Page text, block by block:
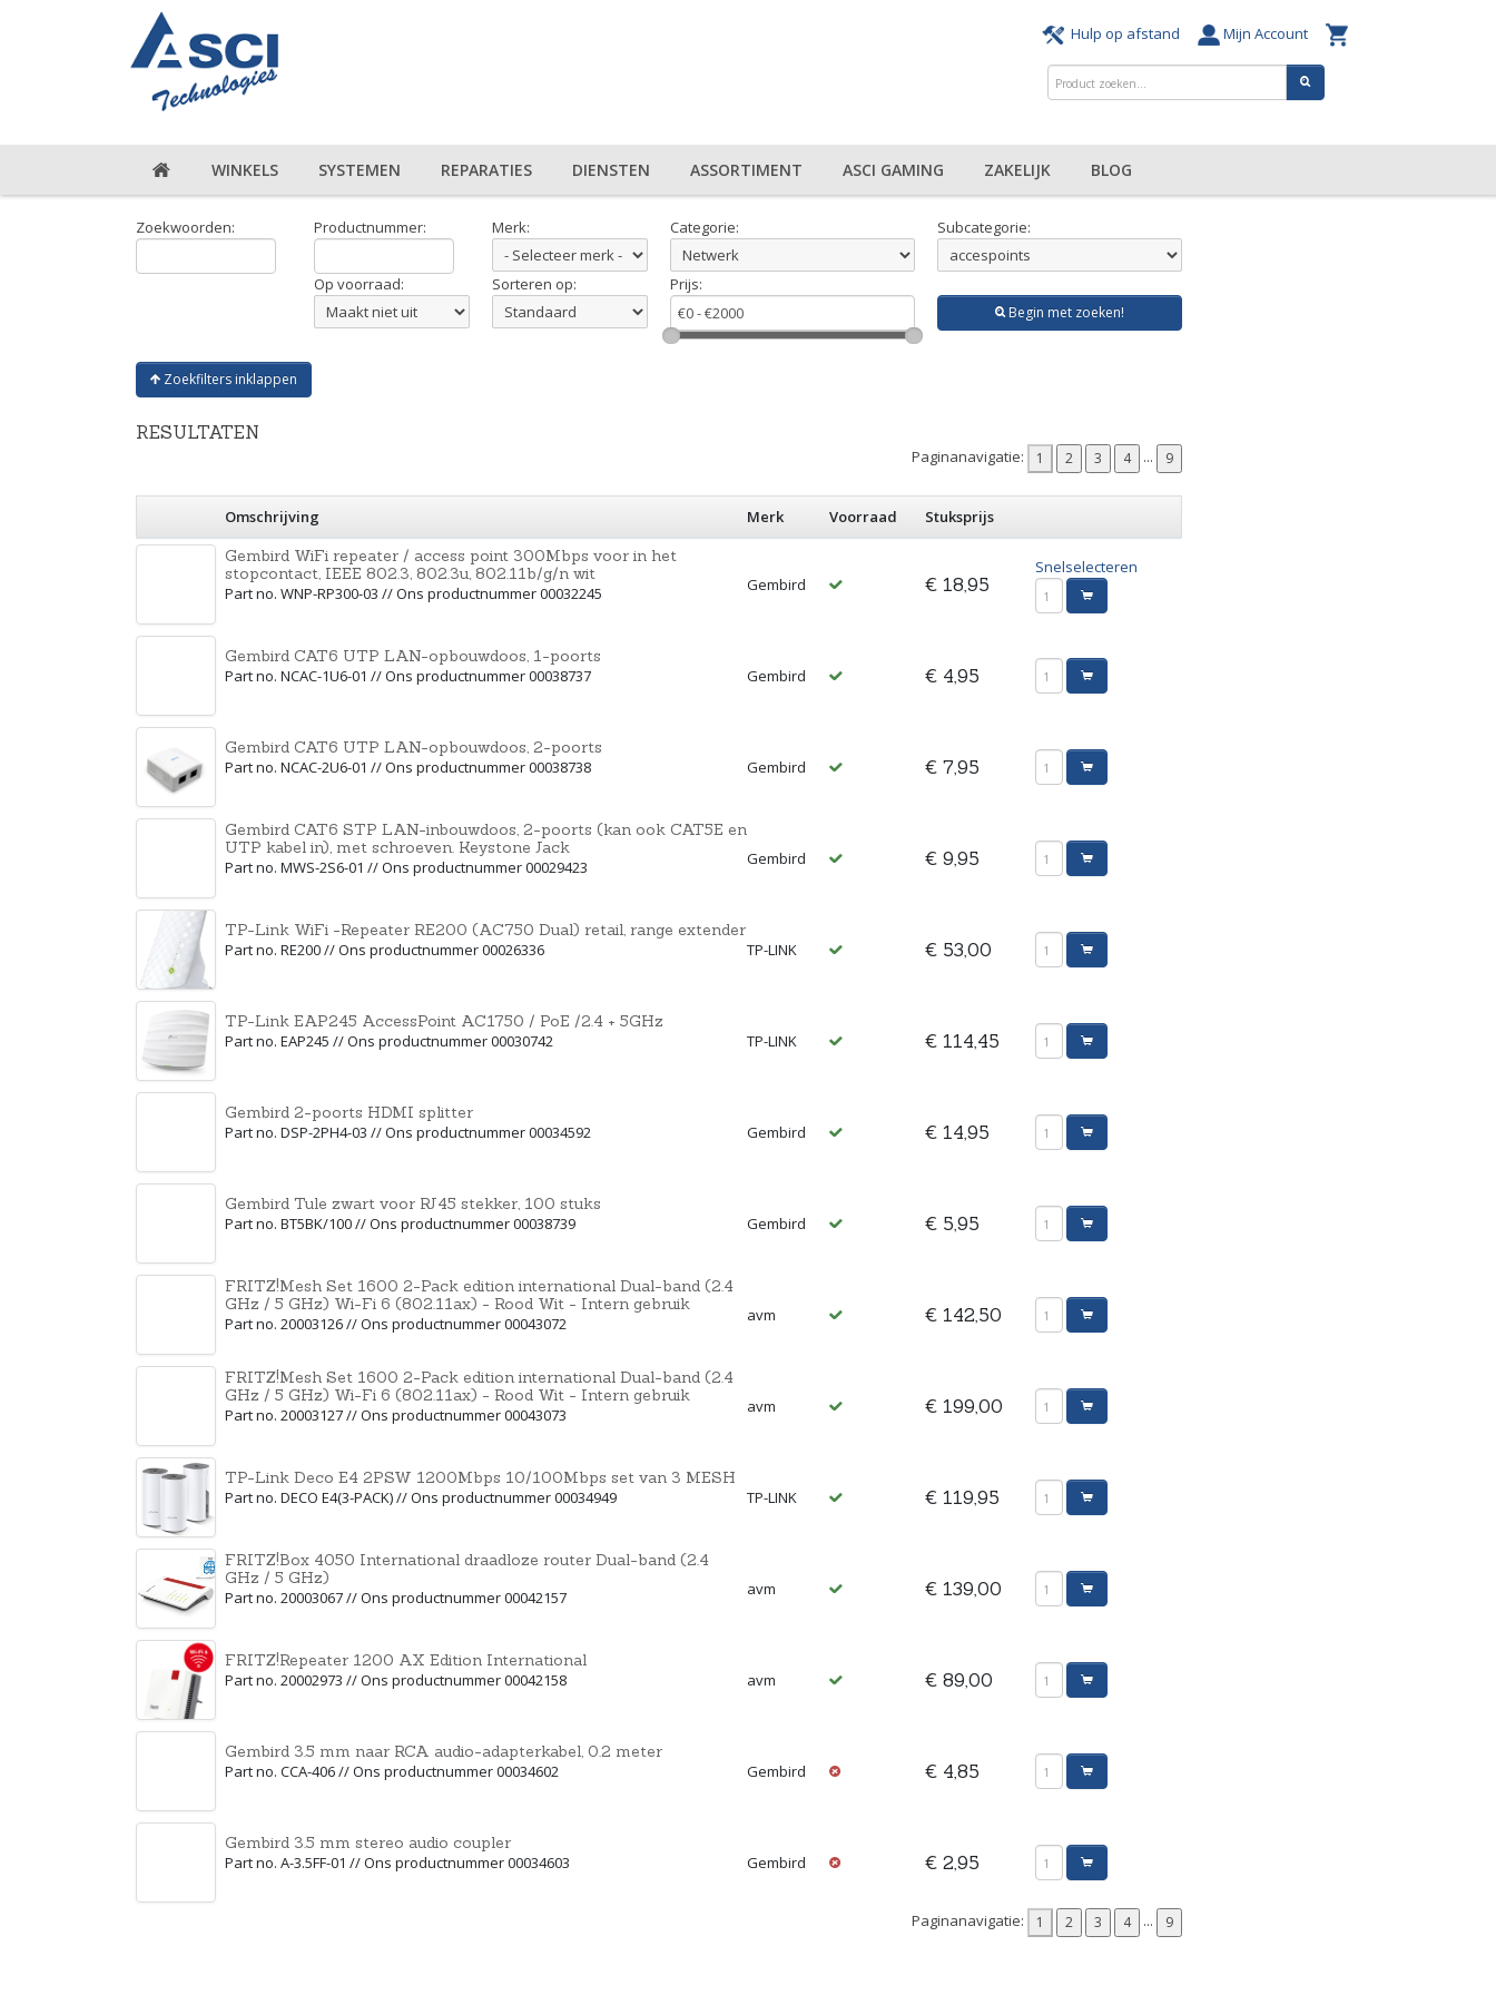
Hulp op afstand Mijn Account
WINKELS SYSTEMEN REPARATIES DIENSTEN ASSORTIMENT ASCI GAMING ZAKELIJK BLOG
Zoekwoorden: Productnummer: Merk: Categorie: Subcategorie:
Op voorraad: Sorteren op: Prijs:
Begin met zoeken!
Zoekfilters inklappen
RESULTATEN
Paginanavigatie: ...
Omschrijving Merk Voorraad
Stuksprijs
Gembird WiFi repeater / access point 300Mbps voor in het
stopcontact, IEEE 802.3, 802.3u, 802.11b/g/n wit
Part no. WNP-RP300-03 // Ons productnummer 00032245
Gembird € 18,95
Snelselecteren
Gembird CAT6 UTP LAN-opbouwdoos, 1-poorts
Part no. NCAC-1U6-01 // Ons productnummer 00038737
Gembird € 4,95
Gembird CAT6 UTP LAN-opbouwdoos, 2-poorts
Part no. NCAC-2U6-01 // Ons productnummer 00038738
Gembird € 7,95
Gembird CAT6 STP LAN-inbouwdoos, 2-poorts (kan ook CAT5E en
UTP kabel in), met schroeven. Keystone Jack
Part no. MWS-2S6-01 // Ons productnummer 00029423
Gembird € 9,95
TP-Link WiFi -Repeater RE200 (AC750 Dual) retail, range extender
Part no. RE200 // Ons productnummer 00026336
TP-LINK € 53,00
TP-Link EAP245 AccessPoint AC1750 / PoE /2.4 + 5GHz
Part no. EAP245 // Ons productnummer 00030742
TP-LINK € 114,45
Gembird 2-poorts HDMI splitter
Part no. DSP-2PH4-03 // Ons productnummer 00034592
Gembird € 14,95
Gembird Tule zwart voor RJ45 stekker, 100 stuks
Part no. BT5BK/100 // Ons productnummer 00038739
Gembird € 5,95
FRITZ!Mesh Set 1600 2-Pack edition international Dual-band (2.4
GHz / 5 GHz) Wi-Fi 6 (802.11ax) - Rood Wit - Intern gebruik
Part no. 20003126 // Ons productnummer 00043072
avm € 142,50
FRITZ!Mesh Set 1600 2-Pack edition international Dual-band (2.4
GHz / 5 GHz) Wi-Fi 6 (802.11ax) - Rood Wit - Intern gebruik
Part no. 20003127 // Ons productnummer 00043073
avm € 199,00
TP-Link Deco E4 2PSW 1200Mbps 10/100Mbps set van 3 MESH
Part no. DECO E4(3-PACK) // Ons productnummer 00034949
TP-LINK € 119,95
FRITZ!Box 4050 International draadloze router Dual-band (2.4
GHz / 5 GHz)
Part no. 20003067 // Ons productnummer 00042157
avm € 139,00
FRITZ!Repeater 1200 AX Edition International
Part no. 20002973 // Ons productnummer 00042158
avm € 89,00
Gembird 3.5 mm naar RCA audio-adapterkabel, 0.2 meter
Part no. CCA-406 // Ons productnummer 00034602
Gembird € 4,85
Gembird 3.5 mm stereo audio coupler
Part no. A-3.5FF-01 // Ons productnummer 00034603
Gembird € 2,95
Paginanavigatie: ...